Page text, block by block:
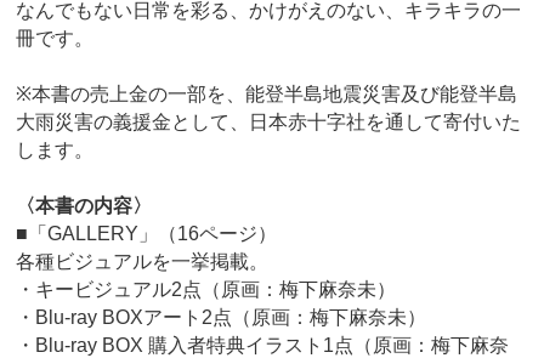
なんでもない日常を彩る、かけがえのない、キラキラの一
冊です。
※本書の売上金の一部を、能登半島地震災害及び能登半島
大雨災害の義援金として、⽇本⾚⼗字社を通して寄付いた
します。
〈本書の内容〉
■「GALLERY」（16ページ）
各種ビジュアルを一挙掲載。
・キービジュアル2点（原画：梅下麻奈未）
・Blu-ray BOXアート2点（原画：梅下麻奈未）
・Blu-ray BOX 購入者特典イラスト1点（原画：梅下麻奈